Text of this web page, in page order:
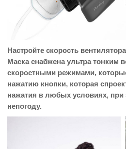
Настройте скорость вентилятора
Маска снабжена ультра тонким
скоростными режимами,
нажатию кнопки, которая
нажатия в любых условиях, при
непогоду.